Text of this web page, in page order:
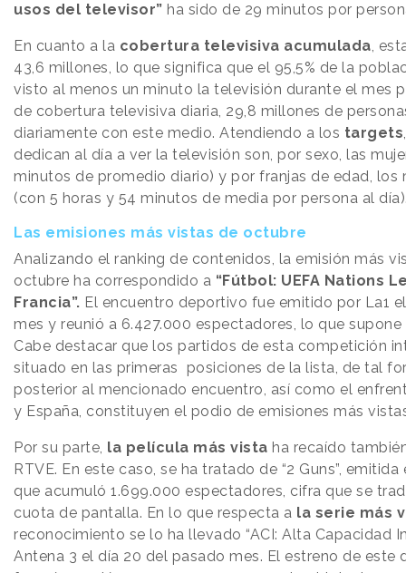
usos del televisor” ha sido de 29 minutos por
En cuanto a la cobertura televisiva acumulada,
43,6 millones, lo que significa que el 95,5% de la
visto al menos un minuto la televisión durante el mes
de cobertura televisiva diaria, 29,8 millones de
diariamente con este medio. Atendiendo a los targets
dedican al día a ver la televisión son, por sexo, las
minutos de promedio diario) y por franjas de edad, los
(con 5 horas y 54 minutos de media por persona al
Las emisiones más vistas de octubre
Analizando el ranking de contenidos, la emisión más
octubre ha correspondido a “Fútbol: UEFA Nations
Francia”. El encuentro deportivo fue emitido por La1
mes y reunió a 6.427.000 espectadores, lo que supone
Cabe destacar que los partidos de esta competición
situado en las primeras posiciones de la lista, de tal
posterior al mencionado encuentro, así como el
y España, constituyen el podio de emisiones más
Por su parte, la película más vista ha recaído
RTVE. En este caso, se ha tratado de “2 Guns”,
que acumuló 1.699.000 espectadores, cifra que se
cuota de pantalla. En lo que respecta a la serie más
reconocimiento se lo ha llevado “ACI: Alta Capacidad
Antena 3 el día 20 del pasado mes. El estreno de este